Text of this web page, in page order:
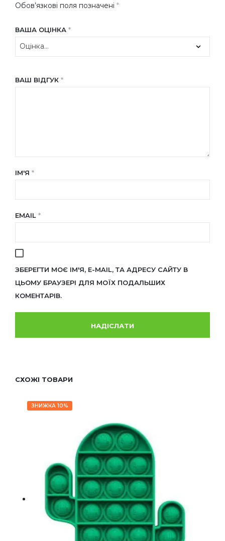
Обов’язкові поля позначені *
ВАША ОЦІНКА *
ВАШ ВІДГУК *
ІМ'Я *
EMAIL *
ЗБЕРЕГТИ МОЄ ІМ'Я, E-MAIL, ТА АДРЕСУ САЙТУ В
ЦЬОМУ БРАУЗЕРІ ДЛЯ МОЇХ ПОДАЛЬШИХ
КОМЕНТАРІВ.
СХОЖІ ТОВАРИ
ЗНИЖКА 10%